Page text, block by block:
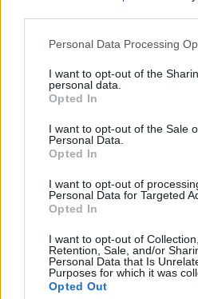
Please note that this website/app
not limited to your visit or usage
grant or deny consent to Google
use your data for below specified
consent section.
Personal Data Processing
I want to opt-out of the
personal data.
Opted In
I want to opt-out of the Sale
Personal Data.
Opted In
I want to opt-out of
Personal Data for Targeted
Opted In
I want to opt-out of
Retention, Sale, and/or
Personal Data that Is
Purposes for which it was
Opted Out
ενοίκιο υπερβαίνει τα 1.000
καλούμαστε να
ασφάλιση κατοικίας και
προστασία, κλπ. Στα παραπάνω
μας στον νέο τόπο.
Η χορήγηση του ειδικού
εγγυάται τη συνοχή των
εξωτερικού. Τα τρία (3) έτη
χρονικό διάστημα, για να
αποσπασμένος εκπαιδευτικός
εκπαιδευτικές ανάγκες των
Ως συνακόλουθο των παραπάνω,